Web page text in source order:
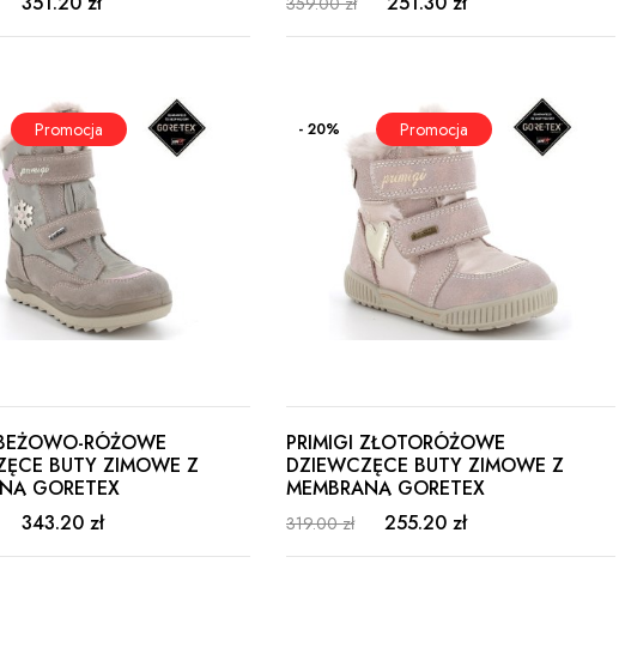
RÓŻOWE
BUTY ZIMOWE Z
GORETEX
343.20 zł
- 20%
PRIMIGI ZŁOTORÓŻOWE
DZIEWCZĘCE BUTY ZIMOWE Z
MEMBRANĄ GORETEX
319.00 zł 255.20 zł